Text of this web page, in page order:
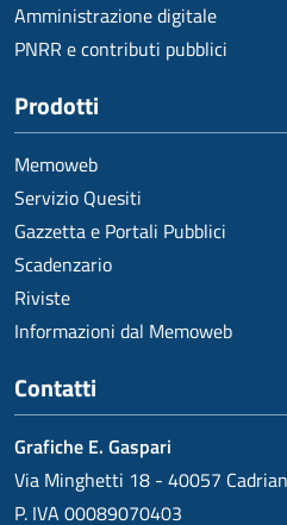
Amministrazione digitale
PNRR e contributi pubblici
Prodotti
Memoweb
Servizio Quesiti
Gazzetta e Portali Pubblici
Scadenzario
Riviste
Informazioni dal Memoweb
Contatti
Grafiche E. Gaspari
Via Minghetti 18 - 40057
P. IVA 00089070403